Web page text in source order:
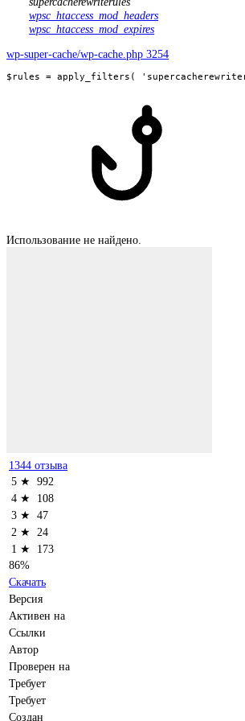
wpsc_htaccess_mod_headers
wpsc_htaccess_mod_expires
wp-super-cache/wp-cache.php 3254
$rules = apply_filters(
Использование не найдено.
1344 отзыва
5 ★ 992
4 ★
108
3 ★ 47
2 ★
24
1 ★
173
86%
Скачать
Версия
Активен на
Ссылки
Автор
Проверен на
Требует
Требует
Создан